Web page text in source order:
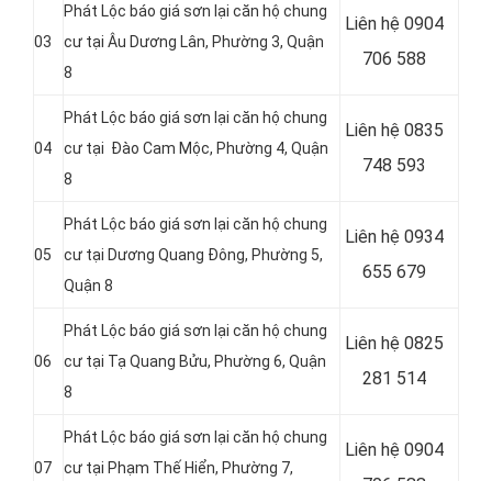
03
Phát Lộc báo giá sơn lại căn hộ chung
cư tại Âu Dương Lân, Phường 3, Quận
8
Liên hệ 0904
706 588
04
Phát Lộc báo giá sơn lại căn hộ chung
cư tại Đào Cam Mộc, Phường 4, Quận
8
Liên hệ 0835
748 593
05
Phát Lộc báo giá sơn lại căn hộ chung
cư tại Dương Quang Đông, Phường 5,
Quận 8
Liên hệ 0934
655 679
06
Phát Lộc báo giá sơn lại căn hộ chung
cư tại Tạ Quang Bửu, Phường 6, Quận
8
Liên hệ 0825
281 514
07
Phát Lộc báo giá sơn lại căn hộ chung
cư tại Phạm Thế Hiển, Phường 7,
Liên hệ 0904